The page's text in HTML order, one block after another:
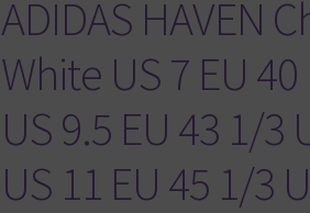
ADIDAS HAVEN
White US 7 EU
US 9.5 EU 43 1/3
US 11 EU 45 1/3